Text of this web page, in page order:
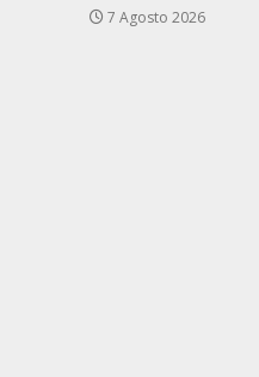
7 Agosto 2026